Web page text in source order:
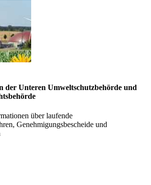
der Unteren Umweltschutzbehörde und
über laufende
Genehmigungsbescheide und